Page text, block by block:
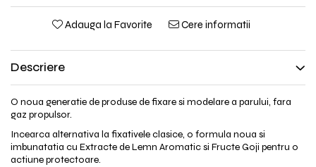
Adauga la Favorite Cere informatii
Descriere
O noua generatie de produse de fixare si modelare a parului, fara
gaz propulsor.
Incearca alternativa la fixativele clasice, o formula noua si
imbunatatia cu Extracte de Lemn Aromatic si Fructe Goji pentru o
actiune protectoare.